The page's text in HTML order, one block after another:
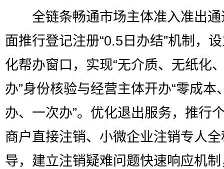
全链条畅通市场主体准入准出通
面推行登记注册“0.5日办结”机制，
化帮办窗口，实现“无介质、无纸化
办”身份核验与经营主体开办“零成本
办、一次办”。优化退出服务，推行
商户直接注销、小微企业注销专人
导，建立注销疑难问题快速响应机